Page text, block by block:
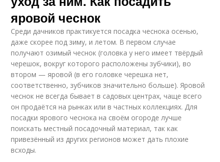
яровой чеснок
Среди дачников практикуется посадка чеснока осенью,
даже скорее под зиму, и летом. В первом случае
получают озимый чеснок (головка у него имеет твёрдый
черешок, вокруг которого расположены зубчики), во
втором — яровой (в его головке черешка нет,
соответственно, зубчиков значительно больше). Яровой
чеснок не всегда бывает в садовых центрах, чаще всего
он продаётся на рынках или в частных коллекциях. Для
посадки ярового чеснока на своём огороде лучше
поискать местный посадочный материал, так как
привезённый из других регионов может дать плохие
всходы.